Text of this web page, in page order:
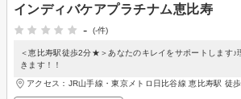
インディバケアプラチナム恵比寿
-
(-件)
＜恵比寿駅徒歩2分★＞あなたのキレイをサポートします♪
きます！！
アクセス：JR山手線・東京メトロ日比谷線 恵比寿駅 徒